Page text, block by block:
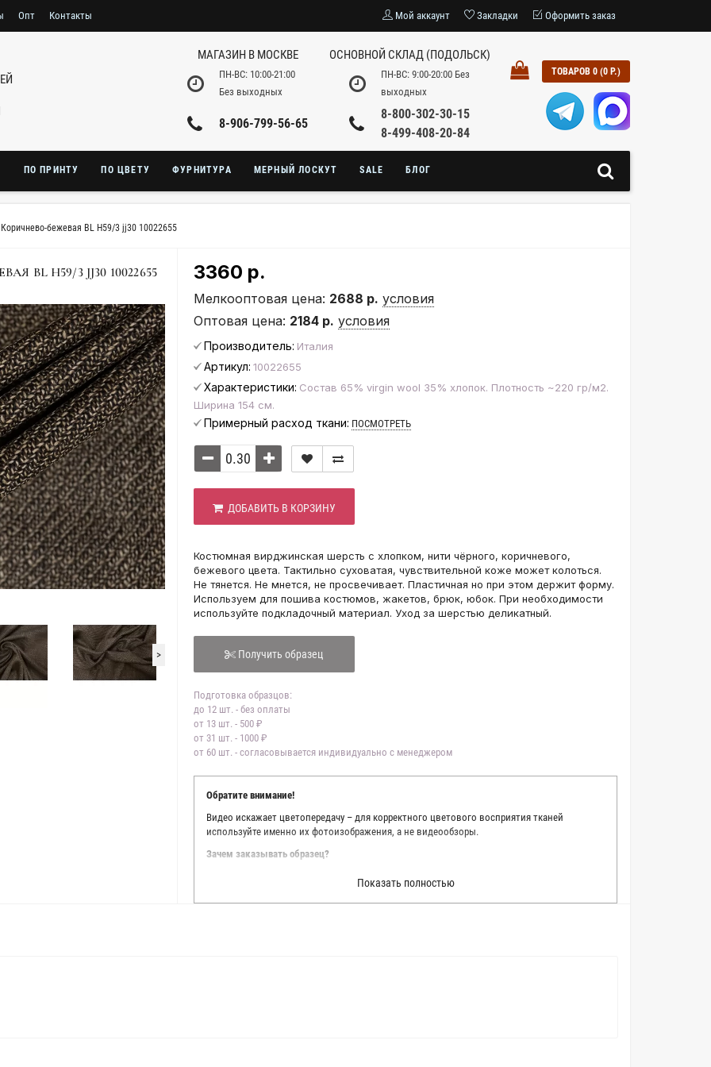
Опт Контакты Мой аккаунт Закладки Оформить заказ
МАГАЗИН В МОСКВЕ
ПН-ВС: 10:00-21:00
Без выходных
8-906-799-56-65
ОСНОВНОЙ СКЛАД (ПОДОЛЬСК)
ПН-ВС: 9:00-20:00 Без
выходных
8-800-302-30-15
8-499-408-20-84
ТОВАРОВ 0 (0 Р.)
ПО ПРИНТУ ПО ЦВЕТУ ФУРНИТУРА МЕРНЫЙ ЛОСКУТ SALE БЛОГ
бежевая BL H59/3 jj30 10022655
H59/3 JJ30 10022655
>
3360 р.
Мелкооптовая цена: 2688 р. условия
Оптовая цена: 2184 р. условия
Производитель: Италия
Артикул: 10022655
Характеристики: Состав 65% virgin wool 35% хлопок. Плотность ~220 гр/м2.
Ширина 154 см.
Примерный расход ткани: ПОСМОТРЕТЬ
ДОБАВИТЬ В КОРЗИНУ
Костюмная вирджинская шерсть с хлопком, нити чёрного, коричневого,
бежевого цвета. Тактильно суховатая, чувствительной коже может колоться.
Не тянется. Не мнется, не просвечивает. Пластичная но при этом держит форму.
Используем для пошива костюмов, жакетов, брюк, юбок. При необходимости
используйте подкладочный материал. Уход за шерстью деликатный.
Получить образец
Подготовка образцов:
до 12 шт. - без оплаты
от 13 шт. - 500 ₽
от 31 шт. - 1000 ₽
от 60 шт. - согласовывается индивидуально с менеджером
Обратите внимание!
Видео искажает цветопередачу – для корректного цветового восприятия тканей
используйте именно их фотоизображения, а не видеообзоры.
Зачем заказывать образец?
Мы делаем все возможное, чтобы точно описать цвет каждой ткани из нашего каталога.
Мы осматриваем и фотографируем каждую ткань в естественном свете, стараемся
находить только правильные цветовые условия и описания. Но несмотря на наши
Показать полностью